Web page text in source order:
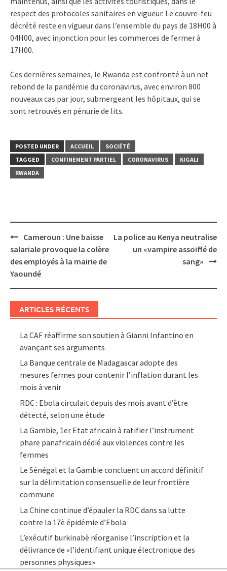
respect des protocoles sanitaires en vigueur. Le couvre-feu
décrété reste en vigueur dans l’ensemble du pays de 18H00 à
04H00, avec injonction pour les commerces de fermer à
17H00.
Ces dernières semaines, le Rwanda est confronté à un net
rebond de la pandémie du coronavirus, avec environ 800
nouveaux cas par jour, submergeant les hôpitaux, qui se
sont retrouvés en pénurie de lits.
POSTED UNDER ACCUEIL
SOCIÉTÉ
TAGGED
CONFINEMENT PARTIEL CORONAVIRUS
KIGALI
RWANDA
Post
navigation
Cameroun : Une baisse
salariale provoque la colère
des employés à la mairie de
Yaoundé
La police au Kenya neutralise
un «vampire assoiffé de
sang»
ARTICLES RÉCENTS
La CAF réaffirme son soutien à Gianni Infantino en
avançant ses arguments
La Banque centrale de Madagascar adopte des
mesures fermes pour contenir l’inflation durant les
mois à venir
RDC : Ebola circulait depuis des mois avant d’être
détecté, selon une étude
La Gambie, 1er Etat africain à ratifier l’instrument
phare panafricain dédié aux violences contre les
femmes
Le Sénégal et la Gambie concluent un accord définitif
sur la délimitation consensuelle de leur frontière
commune
La Chine continue d’épauler la RDC dans sa lutte
contre la 17è épidémie d’Ebola
L’exécutif burkinabè réorganise l’inscription et la
délivrance de «l’identifiant unique électronique des
personnes physiques»